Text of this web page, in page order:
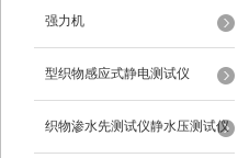
强力机
型织物感应式静电测试仪
织物渗水先测试仪静水压测试仪